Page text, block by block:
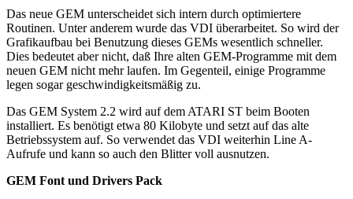
Das neue GEM unterscheidet sich intern durch optimiertere
Routinen. Unter anderem wurde das VDI überarbeitet. So wird der
Grafikaufbau bei Benutzung dieses GEMs wesentlich schneller.
Dies bedeutet aber nicht, daß Ihre alten GEM-Programme mit dem
neuen GEM nicht mehr laufen. Im Gegenteil, einige Programme
legen sogar geschwindigkeitsmäßig zu.
Das GEM System 2.2 wird auf dem ATARI ST beim Booten
installiert. Es benötigt etwa 80 Kilobyte und setzt auf das alte
Betriebssystem auf. So verwendet das VDI weiterhin Line A-
Aufrufe und kann so auch den Blitter voll ausnutzen.
GEM Font und Drivers Pack